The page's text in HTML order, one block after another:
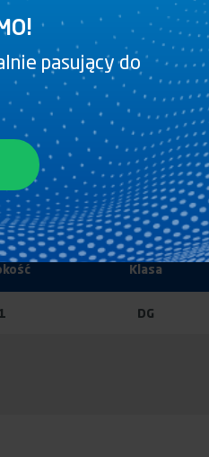
Klasa
DG
pasujący do